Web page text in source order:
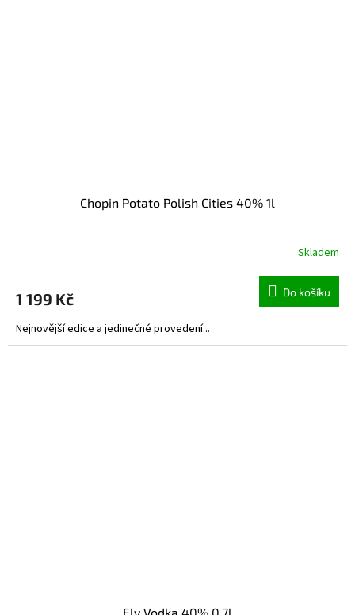
Chopin Potato Polish Cities 40% 1l
Skladem
1 199 Kč Do košíku
Nejnovější edice a jedinečné provedení...